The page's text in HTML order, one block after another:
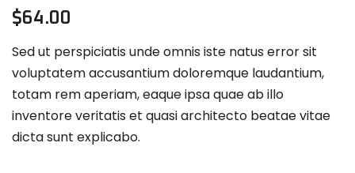
$64.00
Sed ut perspiciatis unde omnis iste natus error sit
voluptatem accusantium doloremque laudantium,
totam rem aperiam, eaque ipsa quae ab illo
inventore veritatis et quasi architecto beatae vitae
dicta sunt explicabo.